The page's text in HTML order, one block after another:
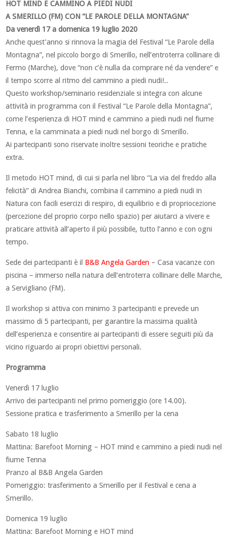
HOT MIND E CAMMINO A PIEDI NUDI
A SMERILLO (FM) CON “LE PAROLE DELLA MONTAGNA”
Da venerdì 17 a domenica 19 luglio 2020
Anche quest’anno si rinnova la magia del Festival “Le Parole della
Montagna”, nel piccolo borgo di Smerillo, nell’entroterra collinare di
Fermo (Marche), dove “non c’è nulla da comprare né da vendere” e
il tempo scorre al ritmo del cammino a piedi nudi!..
Questo workshop/seminario residenziale si integra con alcune
attività in programma con il Festival “Le Parole della Montagna”,
come l’esperienza di HOT mind e cammino a piedi nudi nel fiume
Tenna, e la camminata a piedi nudi nel borgo di Smerillo.
Ai partecipanti sono riservate inoltre sessioni teoriche e pratiche
extra.
Il metodo HOT mind, di cui si parla nel libro “La via del freddo alla
felicità” di Andrea Bianchi, combina il cammino a piedi nudi in
Natura con facili esercizi di respiro, di equilibrio e di propriocezione
(percezione del proprio corpo nello spazio) per aiutarci a vivere e
praticare attività all’aperto il più possibile, tutto l’anno e con ogni
tempo.
Sede dei partecipanti è il B&B Angela Garden – Casa vacanze con
piscina – immerso nella natura dell’entroterra collinare delle Marche,
a Servigliano (FM).
Il workshop si attiva con minimo 3 partecipanti e prevede un
massimo di 5 partecipanti, per garantire la massima qualità
dell’esperienza e consentire ai partecipanti di essere seguiti più da
vicino riguardo ai propri obiettivi personali.
Programma
Venerdì 17 luglio
Arrivo dei partecipanti nel primo pomeriggio (ore 14.00).
Sessione pratica e trasferimento a Smerillo per la cena
Sabato 18 luglio
Mattina: Barefoot Morning – HOT mind e cammino a piedi nudi nel
fiume Tenna
Pranzo al B&B Angela Garden
Pomeriggio: trasferimento a Smerillo per il Festival e cena a
Smerillo.
Domenica 19 luglio
Mattina: Barefoot Morning e HOT mind